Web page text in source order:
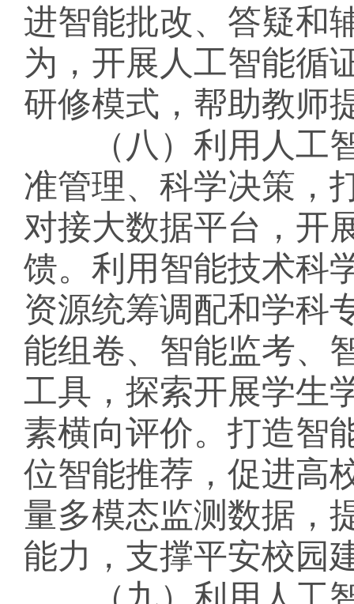
进智能批改、答疑和
为，开展人工智能循
研修模式，帮助教师
（八）利用人工智
准管理、科学决策，
对接大数据平台，开
馈。利用智能技术科
资源统筹调配和学科
能组卷、智能监考、
工具，探索开展学生
素横向评价。打造智
位智能推荐，促进高
量多模态监测数据，
能力，支撑平安校园